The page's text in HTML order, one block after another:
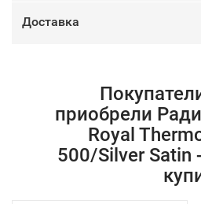
Доставка
приобрели
Royal
500/Silver Satin